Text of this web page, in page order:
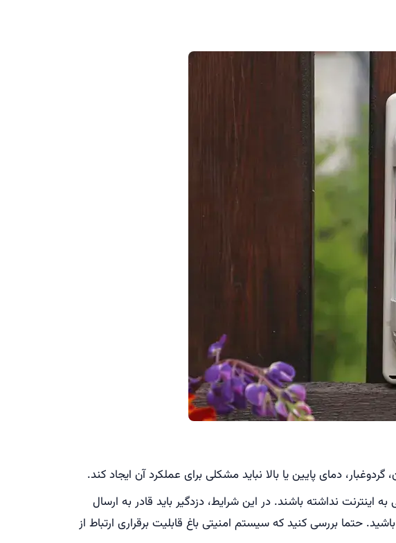
دمای پایین یا بالا نباید مشکلی برای عملکرد آن ایجاد کند.
اینترنت نداشته باشند. در این شرایط، دزدگیر باید قادر به ارسال
باشید. حتما بررسی کنید که سیستم امنیتی باغ قابلیت برقراری ارتباط از